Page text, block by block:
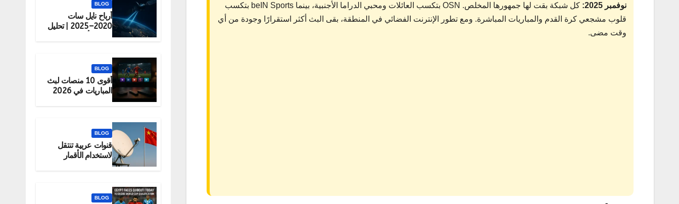
نوفمبر 2025:
كل شبكة بقت لها جمهورها المخلص. OSN بتكسب العائلات ومحبي الدراما الأجنبية، بينما beIN Sports بتكسب
قلوب مشجعي كرة القدم والمباريات المباشرة. ومع تطور الإنترنت الفضائي في المنطقة، بقى البث أكثر استقرارًا وجودة من أي
وقت مضى.
BLOG
أرباح نايل سات
2020–2025 | تحليل
BLOG
أقوى 10 منصات لبث
المباريات في 2026
BLOG
قنوات عربية تنتقل
لاستخدام الأقمار
BLOG